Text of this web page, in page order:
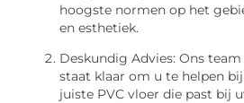
hoogste normen op het
en esthetiek.
Deskundig Advies: Ons
staat klaar om u te helpen
juiste PVC vloer die past bij